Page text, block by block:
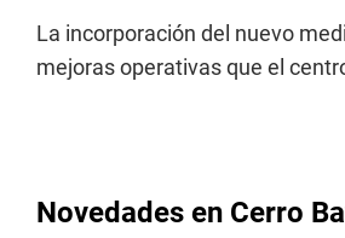
La incorporación del nuevo
mejoras operativas que el
Novedades en Cerro